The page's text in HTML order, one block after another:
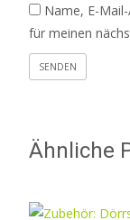
Name, E-
für meinen
Ähnliche